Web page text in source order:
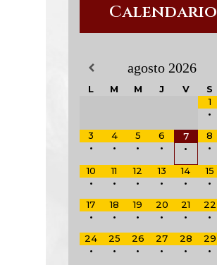
Calendario
agosto 2026
L M M J V S
1
•
3
•
4
•
5
•
6
•
7
•
8
•
10
•
11
•
12
•
13
•
14
•
15
•
17
•
18
•
19
•
20
•
21
•
22
•
24
•
25
•
26
•
27
•
28
•
29
•